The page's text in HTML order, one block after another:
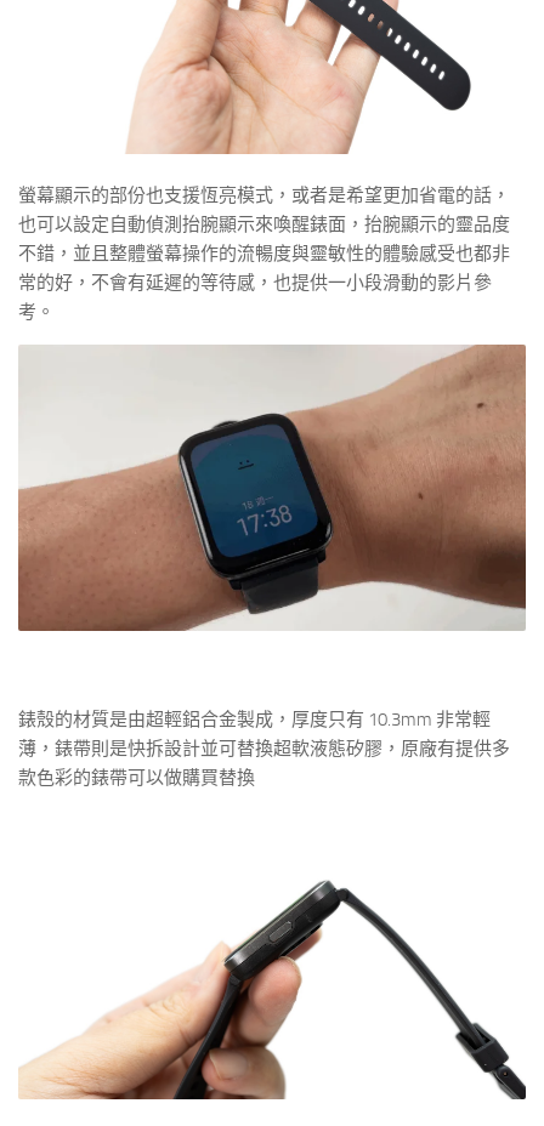
螢幕顯示的部份也支援恆亮模式，或者是希望更加省電的話，
也可以設定自動偵測抬腕顯示來喚醒錶面，抬腕顯示的靈品度
不錯，並且整體螢幕操作的流暢度與靈敏性的體驗感受也都非
常的好，不會有延遲的等待感，也提供一小段滑動的影片參
考。
錶殼的材質是由超輕鋁合金製成，厚度只有 10.3mm 非常輕
薄，錶帶則是快拆設計並可替換超軟液態矽膠，原廠有提供多
款色彩的錶帶可以做購買替換